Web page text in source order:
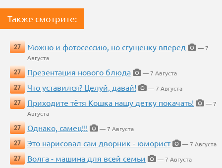
Также смотрите:
27 Можно и фотосессию, но сгущенку вперед
— 7
Августа
27
Презентация нового блюда
— 7 Августа
27
Что уставился? Целуй, давай!
— 7 Августа
27
Приходите тётя Кошка нашу детку покачать!
— 7
Августа
27
Однако, самец!!!
— 7 Августа
27
Это нарисовал сам дворник - юморист
— 7 Августа
27
Волга - машина для всей семьи
— 7 Августа